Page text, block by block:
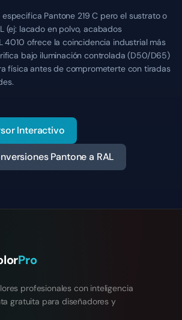
Pantone 219 C pero el sustrato o
(ej: lacado en polvo, acabados
4010 ofrece la coincidencia industrial más
bajo iluminación controlada (D50/D65)
física antes de comprometerte con tiradas
Interactivo
Pantone a RAL
Pro
profesionales con inteligencia
gratuita para diseñadores y